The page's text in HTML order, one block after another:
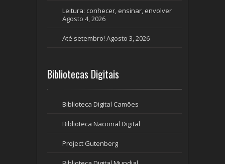
Leitura: conhecer, ensinar, envolver
Agosto 4, 2026
Até setembro! Agosto 3, 2026
Bibliotecas Digitais
Biblioteca Digital Camões
Biblioteca Nacional Digital
Project Gutenberg